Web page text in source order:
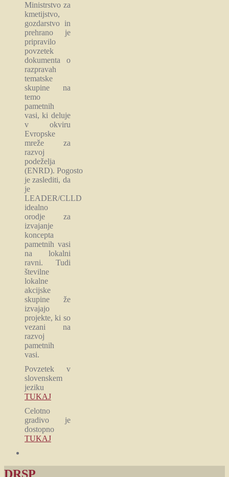
Ministrstvo za
kmetijstvo,
gozdarstvo in
prehrano je
pripravilo
povzetek
dokumenta o
razpravah
tematske
skupine na
temo
pametnih
vasi, ki deluje
v okviru
Evropske
mreže za
razvoj
podeželja
(ENRD). Pogosto
je zaslediti, da
je
LEADER/CLLD
idealno
orodje za
izvajanje
koncepta
pametnih vasi
na lokalni
ravni. Tudi
številne
lokalne
akcijske
skupine že
izvajajo
projekte, ki so
vezani na
razvoj
pametnih
vasi.
Povzetek v
slovenskem
jeziku
TUKAJ
Celotno
gradivo je
dostopno
TUKAJ
DRSP